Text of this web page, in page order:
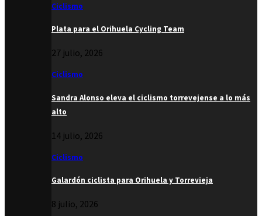
Ciclismo
Plata para el Orihuela Cycling Team
27 julio, 2026
Ciclismo
Sandra Alonso eleva el ciclismo torrevejense a lo más
alto
14 julio, 2026
Ciclismo
Galardón ciclista para Orihuela y Torrevieja
8 julio, 2026